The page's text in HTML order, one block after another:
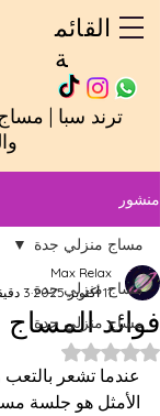
القائم
ة
ترند سبا |
منشور
مساج منزلي جدة
مساج منزلي جدة
مساج منزلي جدة
فوائد
Max Relax
11 أكتوبر 2025
3 دقيقة قراءة
تم التقييم بـ ليس
عندما تشعر بالتعب
الأمثل هو جلسة